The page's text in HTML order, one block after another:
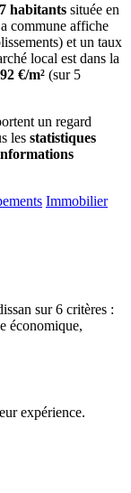
habitants située en
commune affiche
et un taux
local est dans la
€/m² (sur 5
un regard
les statistiques
Immobilier
sur 6 critères :
économique,
expérience.